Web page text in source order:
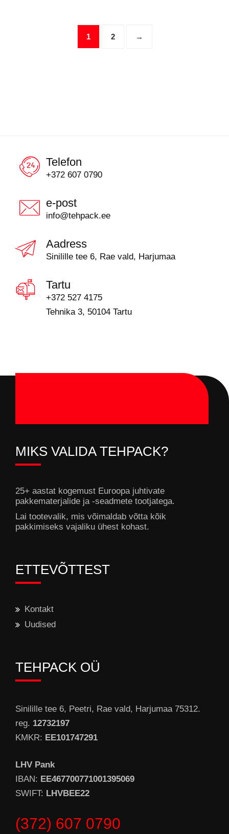
1 2 →
Telefon
+372 607 0790
e-post
info@tehpack.ee
Aadress
Sinilille tee 6, Rae vald, Harjumaa
Tartu
+372 527 4175
Tehnika 3, 50104 Tartu
MIKS VALIDA TEHPACK?
25+ aastat kogemust Euroopa juhtivate
pakkematerjalide ja -seadmete tootjatega.
Lai tootevalik, mis võimaldab võtta kõik
pakkimiseks vajaliku ühest kohast.
ETTEVÕTTEST
Kontakt
Uudised
TEHPACK OÜ
Sinilille tee 6, Peetri, Rae vald, Harjumaa 75312.
reg. 12732197
KMKR: EE101747291
LHV Pank
IBAN: EE467700771001395069
SWIFT: LHVBEE22
(372) 607 0790